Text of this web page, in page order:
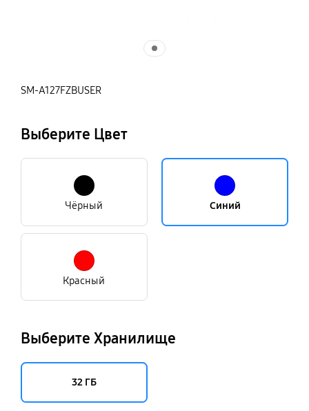
SM-A127FZBUSER
Выберите Цвет
Чёрный Синий
Красный
Выберите Хранилище
32 ГБ